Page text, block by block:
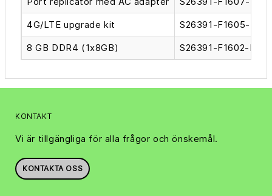
4G/LTE upgrade kit
S26391-F1605-
8 GB DDR4 (1x8GB)
S26391-F1602-
KONTAKT
Vi är tillgängliga för alla frågor och önskemål.
KONTAKTA OSS